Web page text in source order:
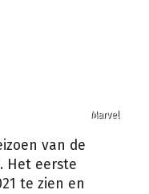
Marvel
van de
Het eerste
te zien en